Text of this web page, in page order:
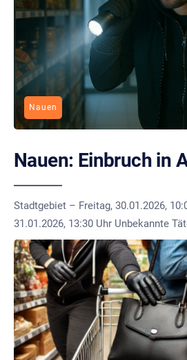
Nauen
Nauen: Einbruch in
Stadtgebiet – Freitag, 30.01.2026,
31.01.2026, 13:30 Uhr Unbekannte